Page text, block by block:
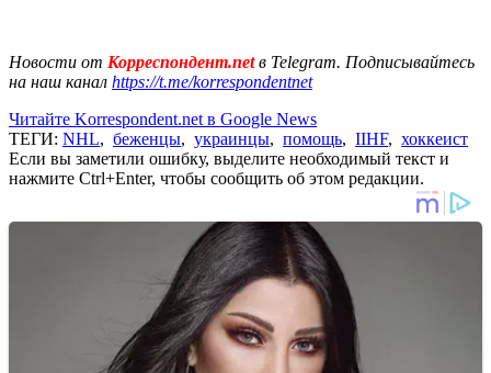
Новости от Корреспондент.netв Telegram. Подписывайтесь
на наш канал https://t.me/korrespondentnet
Читайте Korrespondent.net в Google News
ТЕГИ: NHL, беженцы, украинцы, помощь, IIHF, хоккеист
Если вы заметили ошибку, выделите необходимый текст и
нажмите Ctrl+Enter, чтобы сообщить об этом редакции.